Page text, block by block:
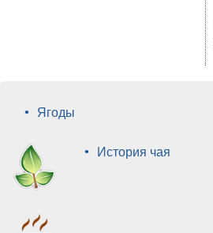
• Ягоды
• История чая